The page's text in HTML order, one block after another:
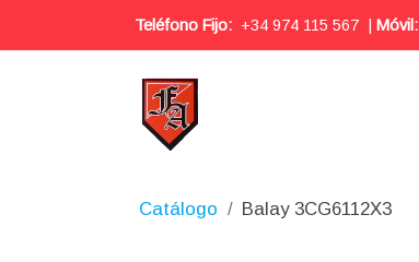
Teléfono Fijo: +34 974 115 567 Móvil:
Catálogo Balay 3CG6112X3